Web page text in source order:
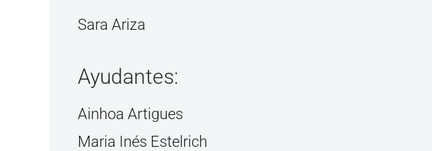
Sara Ariza
Ayudantes:
Ainhoa Artigues
Maria Inés Estelrich